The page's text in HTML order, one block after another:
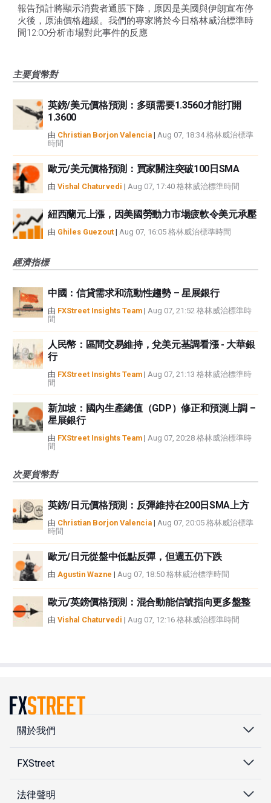
報告預計將顯示消費者通脹下降，原因是美國與伊朗宣布停
火後，原油價格趨緩。我們的專家將於今日格林威治標準時
間12:00分析市場對此事件的反應
主要貨幣對
英鎊/美元價格預測：多頭需要1.3560才能打開
1.3600
由 Christian Borjon Valencia | Aug 07, 18:34 格林威治標準
時間
歐元/美元價格預測：買家關注突破100日SMA
由 Vishal Chaturvedi | Aug 07, 17:40 格林威治標準時間
紐西蘭元上漲，因美國勞動力市場疲軟令美元承壓
由 Ghiles Guezout | Aug 07, 16:05 格林威治標準時間
經濟指標
中國：信貸需求和流動性趨勢 – 星展銀行
由 FXStreet Insights Team | Aug 07, 21:52 格林威治標準時
間
人民幣：區間交易維持，兌美元基調看漲 - 大華銀
行
由 FXStreet Insights Team | Aug 07, 21:13 格林威治標準時
間
新加坡：國內生產總值（GDP）修正和預測上調 –
星展銀行
由 FXStreet Insights Team | Aug 07, 20:28 格林威治標準時
間
次要貨幣對
英鎊/日元價格預測：反彈維持在200日SMA上方
由 Christian Borjon Valencia | Aug 07, 20:05 格林威治標準
時間
歐元/日元從盤中低點反彈，但週五仍下跌
由 Agustin Wazne | Aug 07, 18:50 格林威治標準時間
歐元/英鎊價格預測：混合動能信號指向更多盤整
由 Vishal Chaturvedi | Aug 07, 12:16 格林威治標準時間
關於我們
FXStreet
法律聲明